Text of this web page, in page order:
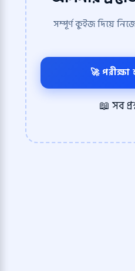
সম্পূর্ণ কুইজ দিয়ে
🚀
📖 সব